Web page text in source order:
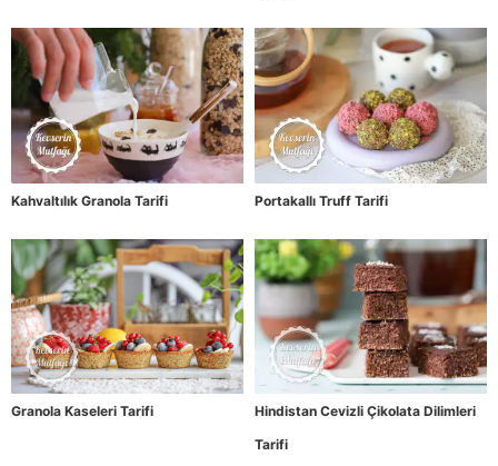
Kahvaltılık Granola Tarifi Portakallı Truff Tarifi
Granola Kaseleri Tarifi
Hindistan Cevizli Çikolata Dilimleri
Tarifi